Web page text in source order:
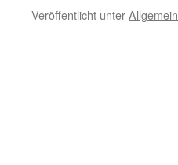
Veröffentlicht unterAllgemein